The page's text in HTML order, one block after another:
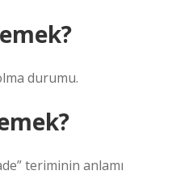
durumu.
teriminin anlamı